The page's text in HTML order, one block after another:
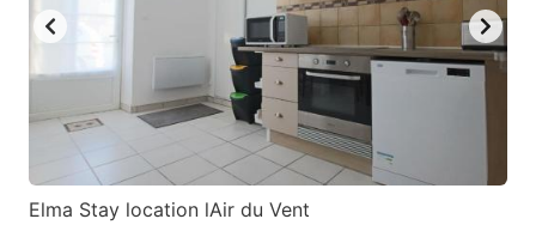
Elma Stay location lAir du Vent